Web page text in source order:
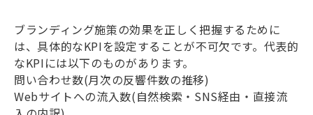
ブランディング施策の効果を正しく把握するために
は、具体的なKPIを設定することが不可欠です。代表的
なKPIには以下のものがあります。
問い合わせ数(月次の反響件数の推移)
Webサイトへの流入数(自然検索・SNS経由・直接流